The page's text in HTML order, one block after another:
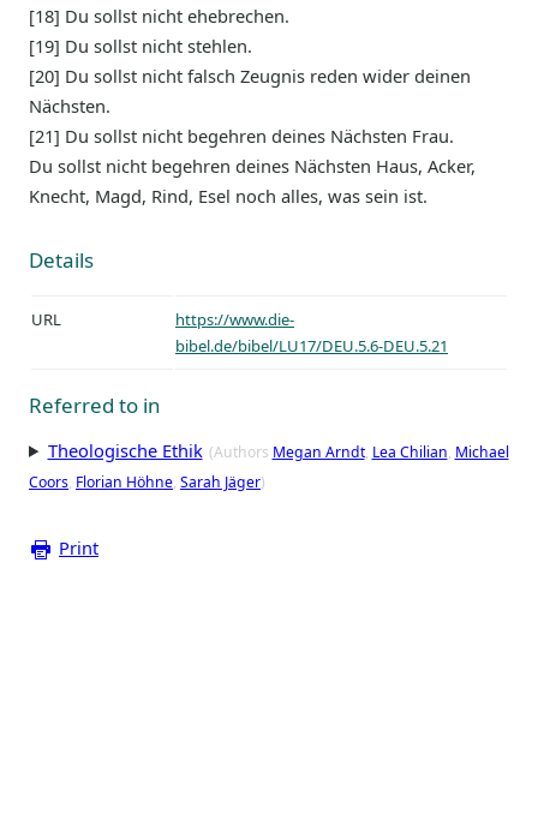
[18] Du sollst nicht ehebrechen.
[19] Du sollst nicht stehlen.
[20] Du sollst nicht falsch Zeugnis reden wider deinen
Nächsten.
[21] Du sollst nicht begehren deines Nächsten Frau.
Du sollst nicht begehren deines Nächsten Haus, Acker,
Knecht, Magd, Rind, Esel noch alles, was sein ist.
Details
URL
https://www.die-
bibel.de/bibel/LU17/DEU.5.6-DEU.5.21
Referred to in
Theologische Ethik (Authors Megan Arndt Lea Chilian Michael
Coors Florian Höhne Sarah Jäger)
Print